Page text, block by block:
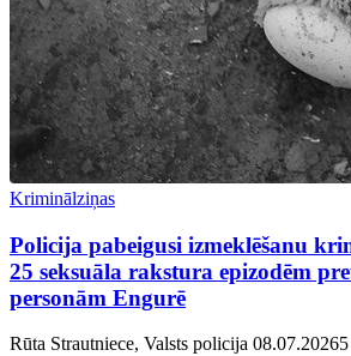
Kriminālziņas
Policija pabeigusi izmeklēšanu
25 seksuāla rakstura epizodēm
personām Engurē
Rūta Strautniece, Valsts policija 08.07.20265